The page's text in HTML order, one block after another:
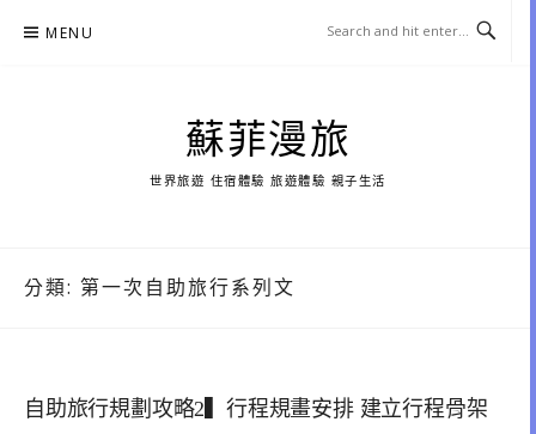
MENU
蘇菲漫旅
世界旅遊 住宿體驗 旅遊體驗 親子生活
分類: 第一次自助旅行系列文
自助旅行規劃攻略2▍行程規畫安排 建立行程骨架